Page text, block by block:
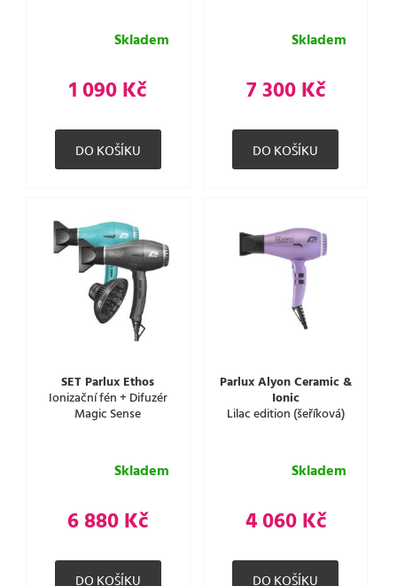
Skladem
1 090 Kč
Skladem
7 300 Kč
SET Parlux Ethos
Ionizační fén + Difuzér
Magic Sense
Skladem
6 880 Kč
Parlux Alyon Ceramic &
Ionic
Lilac edition (šeříková)
Skladem
4 060 Kč